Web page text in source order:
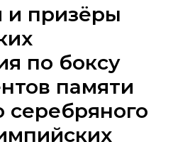
и призёры
по боксу
памяти
серебряного